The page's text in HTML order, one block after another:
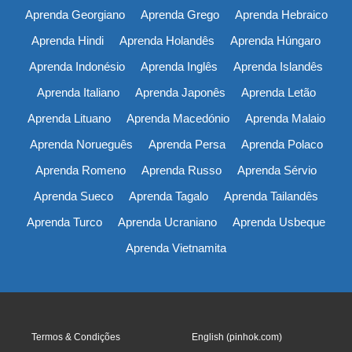
Aprenda Georgiano
Aprenda Grego
Aprenda Hebraico
Aprenda Hindi
Aprenda Holandês
Aprenda Húngaro
Aprenda Indonésio
Aprenda Inglês
Aprenda Islandês
Aprenda Italiano
Aprenda Japonês
Aprenda Letão
Aprenda Lituano
Aprenda Macedónio
Aprenda Malaio
Aprenda Norueguês
Aprenda Persa
Aprenda Polaco
Aprenda Romeno
Aprenda Russo
Aprenda Sérvio
Aprenda Sueco
Aprenda Tagalo
Aprenda Tailandês
Aprenda Turco
Aprenda Ucraniano
Aprenda Usbeque
Aprenda Vietnamita
Termos & Condições English (pinhok.com)